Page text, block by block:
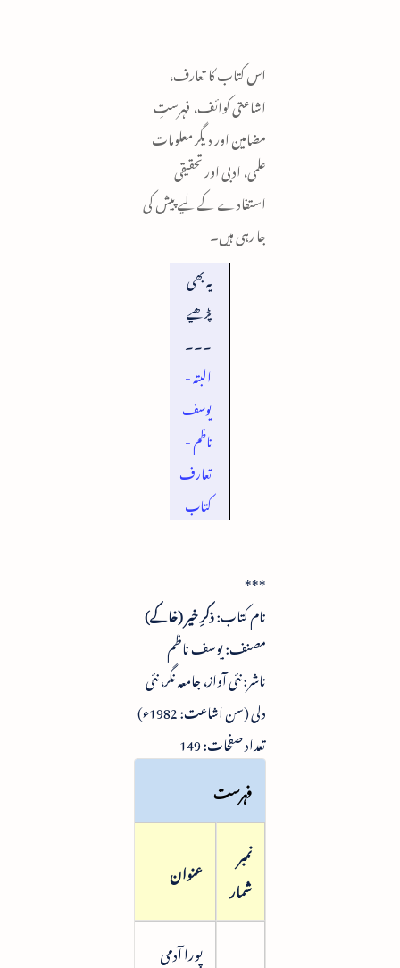
اس کتاب کا تعارف،
اشاعتی کوائف، فہرستِ
مضامین اور دیگر معلومات
علمی، ادبی اور تحقیقی
استفادے کے لیے پیش کی
جا رہی ہیں۔
یہ بھی
پڑھیے
۔۔۔
البتہ -
یوسف
ناظم -
تعارف
کتاب
***
نام کتاب:ذکرِ خیر (خاکے)
مصنف: یوسف ناظم
ناشر: نئی آواز، جامعہ نگر، نئی
دلی (سن اشاعت: 1982ء)
تعداد صفحات: 149
فہرست
نمبر
شمار
عنوان
پورا آدمی